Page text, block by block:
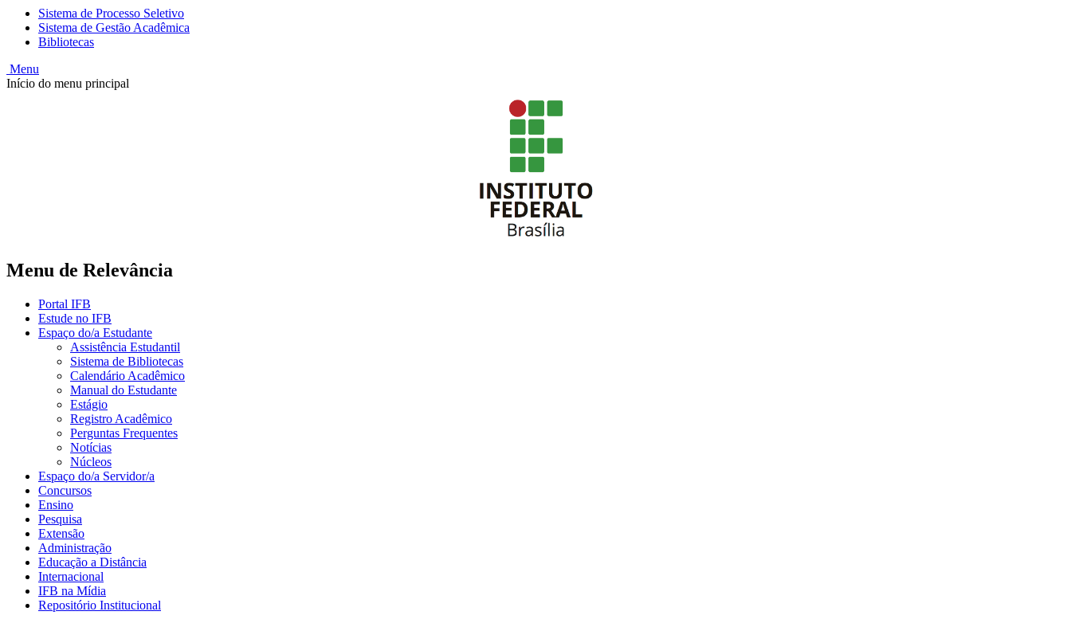
Sistema de Processo Seletivo
Sistema de Gestão Acadêmica
Bibliotecas
Menu
Início do menu principal
Menu de Relevância
Portal IFB
Estude no IFB
Espaço do/a Estudante
Assistência Estudantil
Sistema de Bibliotecas
Calendário Acadêmico
Manual do Estudante
Estágio
Registro Acadêmico
Perguntas Frequentes
Notícias
Núcleos
Espaço do/a Servidor/a
Concursos
Ensino
Pesquisa
Extensão
Administração
Educação a Distância
Internacional
IFB na Mídia
Repositório Institucional